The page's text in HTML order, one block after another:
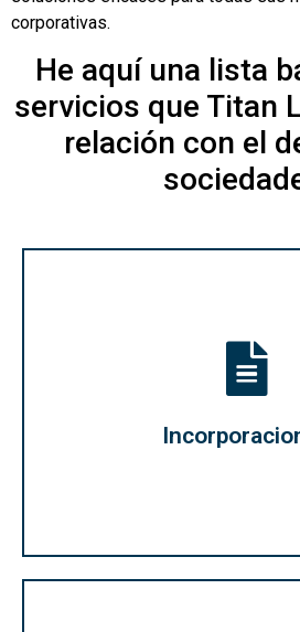
corporativas.
He aquí una lista
servicios que Titan
relación con el
Inscripción en el Registro Mercantil
Estructuración / reorganización
Operaciones con acciones